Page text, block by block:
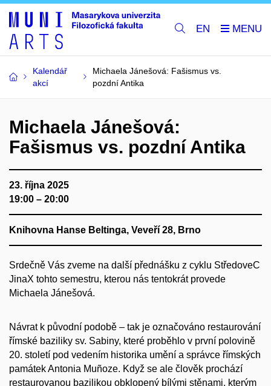
EN
Kalendář
akcí
Michaela Jánešová: Fašismus vs.
pozdní Antika
Michaela Jánešová:
Fašismus vs. pozdní Antika
23. října 2025
19:00 – 20:00
Knihovna Hanse Beltinga, Veveří 28, Brno
Srdečně Vás zveme na další přednášku z cyklu StředoveC
JinaX tohto semestru, kterou nás tentokrát provede
Michaela Jánešová.
Návrat k původní podobě – tak je označováno restaurování
římské baziliky sv. Sabiny, které proběhlo v první polovině
20. století pod vedením historika umění a správce římských
památek Antonia Muñoze. Když se ale člověk prochází
restaurovanou bazilikou obklopený bílými stěnami, kterým